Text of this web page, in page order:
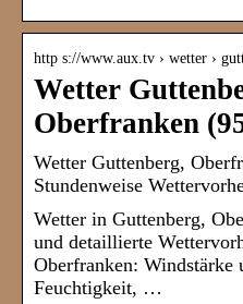
http s://www.aux.tv › wetter ›
Wetter
Oberfranken
Wetter Guttenberg,
Stundenweise
Wetter in Guttenberg,
und detaillierte
Oberfranken: Windstärke
Feuchtigkeit, …